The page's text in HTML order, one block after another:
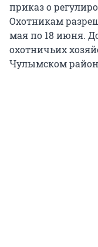
приказ о
Охотникам
мая по 18 июня.
охотничьих
Чулымском